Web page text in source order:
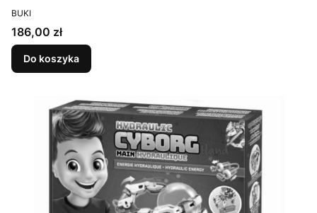
PRODUCENT
BUKI
Cena
186,00 zł
Do koszyka